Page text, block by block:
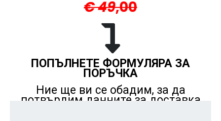
€ 49,00
ПОПЪЛНЕТЕ ФОРМУЛЯРА ЗА
ПОРЪЧКА
Ние ще ви се обадим, за да
потвърдим данните за доставка